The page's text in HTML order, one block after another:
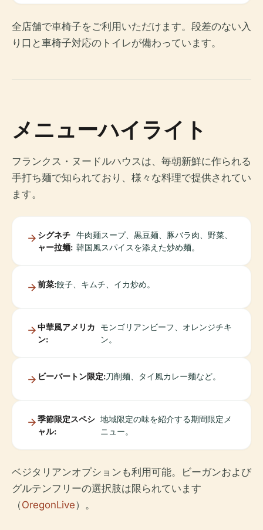
全店舗で車椅子をご利用いただけます。段差のない入
り口と車椅子対応のトイレが備わっています。
メニューハイライト
フランクス・ヌードルハウスは、毎朝新鮮に作られる
手打ち麺で知られており、様々な料理で提供されてい
ます。
シグネチ
ャー拉麺:
牛肉麺スープ、黒豆麺、豚バラ肉、野菜、
韓国風スパイスを添えた炒め麺。
前菜:餃子、キムチ、イカ炒め。
中華風アメリカ
ン:
モンゴリアンビーフ、オレンジチキ
ン。
ビーバートン限定:刀削麺、タイ風カレー麺など。
季節限定スペシ
ャル:
地域限定の味を紹介する期間限定メ
ニュー。
ベジタリアンオプションも利用可能。ビーガンおよび
グルテンフリーの選択肢は限られています
（OregonLive）。